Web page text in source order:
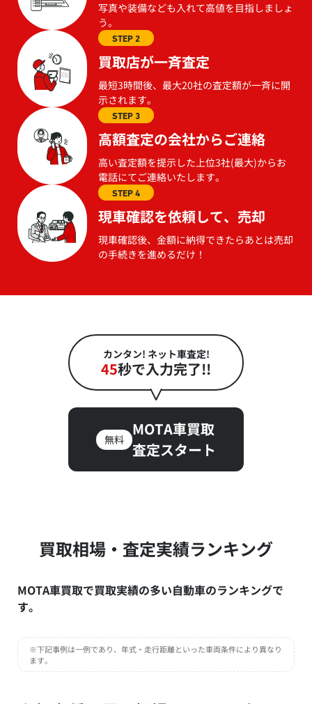
写真や装備なども入れて高値を目指しましょ
う。
STEP 2
買取店が一斉査定
最短3時間後、最大20社の査定額が一斉に開
示されます。
STEP 3
高額査定の会社からご連絡
高い査定額を提示した上位3社(最大)からお
電話にてご連絡いたします。
STEP 4
現車確認を依頼して、売却
現車確認後、金額に納得できたらあとは売却
の手続きを進めるだけ！
カンタン! ネット車査定!
45秒で入力完了!!
無料
MOTA車買取
査定スタート
買取相場・査定実績ランキング
MOTA車買取で買取実績の多い自動車のランキングで
す。
※下記事例は一例であり、年式・走行距離といった車両条件により異なり
ます。